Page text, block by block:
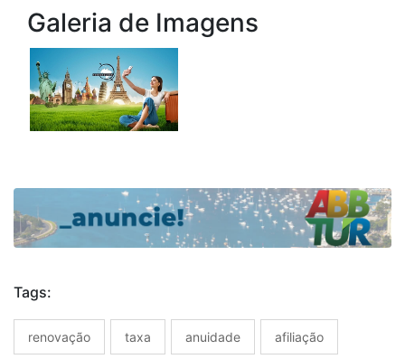
Galeria de Imagens
Tags:
renovação taxa anuidade afiliação